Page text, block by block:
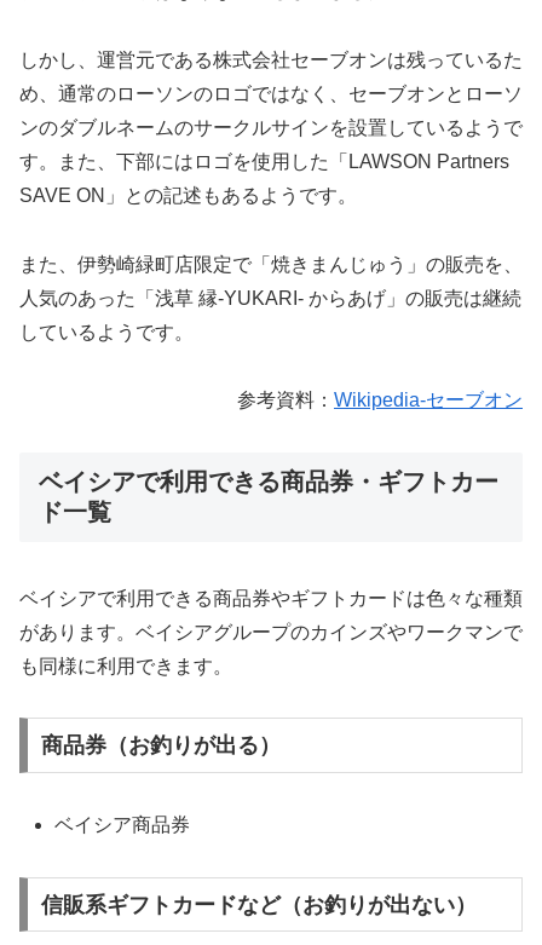
しかし、運営元である株式会社セーブオンは残っているた
め、通常のローソンのロゴではなく、セーブオンとローソ
ンのダブルネームのサークルサインを設置しているようで
す。また、下部にはロゴを使用した「LAWSON Partners
SAVE ON」との記述もあるようです。
また、伊勢崎緑町店限定で「焼きまんじゅう」の販売を、
人気のあった「浅草 縁-YUKARI- からあげ」の販売は継続
しているようです。
参考資料： Wikipedia-セーブオン
ベイシアで利用できる商品券・ギフトカー
ド一覧
ベイシアで利用できる商品券やギフトカードは色々な種類
があります。ベイシアグループのカインズやワークマンで
も同様に利用できます。
商品券（お釣りが出る）
ベイシア商品券
信販系ギフトカードなど（お釣りが出ない）